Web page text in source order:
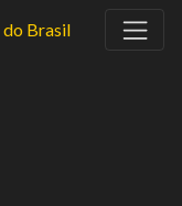
do Brasil